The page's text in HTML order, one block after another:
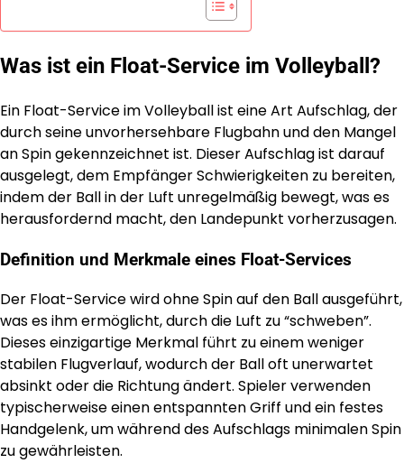
Was ist ein Float-Service im Volleyball?
Ein Float-Service im Volleyball ist eine Art Aufschlag, der
durch seine unvorhersehbare Flugbahn und den Mangel
an Spin gekennzeichnet ist. Dieser Aufschlag ist darauf
ausgelegt, dem Empfänger Schwierigkeiten zu bereiten,
indem der Ball in der Luft unregelmäßig bewegt, was es
herausfordernd macht, den Landepunkt vorherzusagen.
Definition und Merkmale eines Float-Services
Der Float-Service wird ohne Spin auf den Ball ausgeführt,
was es ihm ermöglicht, durch die Luft zu “schweben”.
Dieses einzigartige Merkmal führt zu einem weniger
stabilen Flugverlauf, wodurch der Ball oft unerwartet
absinkt oder die Richtung ändert. Spieler verwenden
typischerweise einen entspannten Griff und ein festes
Handgelenk, um während des Aufschlags minimalen Spin
zu gewährleisten.